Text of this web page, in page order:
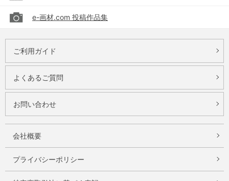
e-画材.com 投稿作品集
ご利用ガイド
よくあるご質問
お問い合わせ
会社概要
プライバシーポリシー